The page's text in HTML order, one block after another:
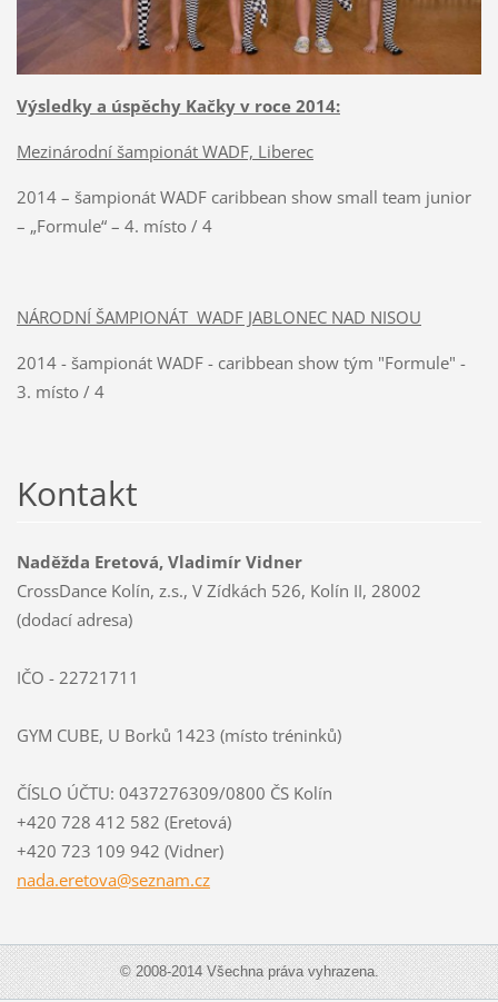
Výsledky a úspěchy Kačky v roce 2014:
Mezinárodní šampionát WADF, Liberec
2014 – šampionát WADF caribbean show small team junior
– „Formule“ – 4. místo / 4
NÁRODNÍ ŠAMPIONÁT WADF JABLONEC NAD NISOU
2014 - šampionát WADF - caribbean show tým "Formule" -
3. místo / 4
Kontakt
Naděžda Eretová, Vladimír Vidner
CrossDance Kolín, z.s., V Zídkách 526, Kolín II, 28002
(dodací adresa)
IČO - 22721711
GYM CUBE, U Borků 1423 (místo tréninků)
ČÍSLO ÚČTU: 0437276309/0800 ČS Kolín
+420 728 412 582 (Eretová)
+420 723 109 942 (Vidner)
nada.eretova@seznam.cz
© 2008-2014 Všechna práva vyhrazena.